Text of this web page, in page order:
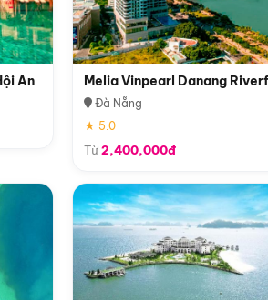
An Melia Vinpearl Danang
Đà Nẵng
★ 5.0
Từ2,400,000đ